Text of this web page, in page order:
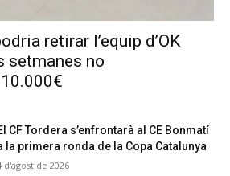
retirar l’equip d’OK
setmanes no
CF Tordera s’enfrontarà al CE Bonmatí
la primera ronda de la Copa Catalunya
d'agost de 2026